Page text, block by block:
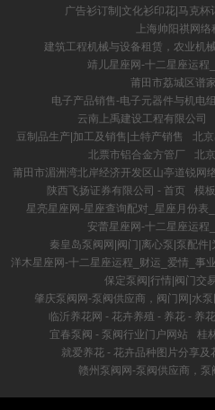
广告衫订制|文化衫印花|马克杯
上海帅阳祺网
建筑工程机械与设备租赁，农业机
靖儿星座网-十二星座运程
莆田市荔城区谱
电子产品销售-电子元器件与机电
云南上禹建设工程有限公司
豆制品生产|加工及销售|土特产销售
北
北票市铝合金方管厂
北
莆田市湄洲湾北岸经济开发区山亭道锐网
陕西飞扬证券有限公司 - 首页
模
星亮星座网-星座查询配对_星座月份表
安蕾星座网-十二星座运程
秦皇岛泵阀网|阀门|离心泵|泵配件
洋木星座网-十二星座运程_财运_爱情_事
保定泵阀|行情|阀门交
肇庆泵阀网-泵阀供应商，阀门网|水
临沂养花网 - 花卉养殖 - 养花 - 养
宜春泵阀 - 泵阀行业门户网站
桂
就爱养花 - 花卉品种图片分享
赣州泵阀网-泵阀供应商，